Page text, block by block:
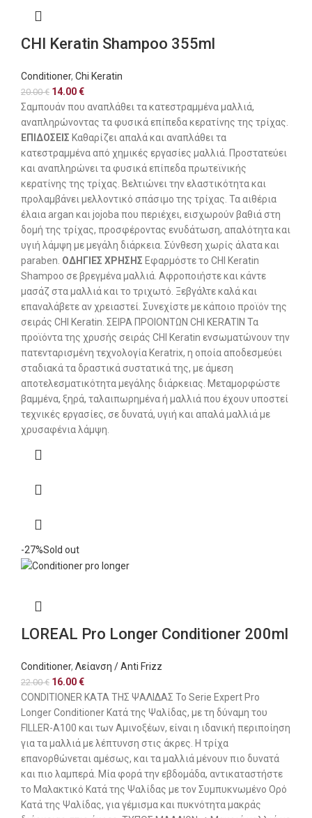
CHI Keratin Shampoo 355ml
Conditioner, Chi Keratin
20.00€ 14.00€
Σαμπουάν που αναπλάθει τα κατεστραμμένα μαλλιά,
αναπληρώνοντας τα φυσικά επίπεδα κερατίνης της τρίχας.
ΕΠΙΔΟΣΕΙΣ Καθαρίζει απαλά και αναπλάθει τα
κατεστραμμένα από χημικές εργασίες μαλλιά. Προστατεύει
και αναπληρώνει τα φυσικά επίπεδα πρωτεϊνικής
κερατίνης της τρίχας. Βελτιώνει την ελαστικότητα και
προλαμβάνει μελλοντικό σπάσιμο της τρίχας. Τα αιθέρια
έλαια argan και jojoba που περιέχει, εισχωρούν βαθιά στη
δομή της τρίχας, προσφέροντας ενυδάτωση, απαλότητα και
υγιή λάμψη με μεγάλη διάρκεια. Σύνθεση χωρίς άλατα και
paraben. ΟΔΗΓΙΕΣ ΧΡΗΣΗΣ Εφαρμόστε το CHI Keratin
Shampoo σε βρεγμένα μαλλιά. Αφροποιήστε και κάντε
μασάζ στα μαλλιά και το τριχωτό. Ξεβγάλτε καλά και
επαναλάβετε αν χρειαστεί. Συνεχίστε με κάποιο προϊόν της
σειράς CHI Keratin. ΣΕΙΡΑ ΠΡΟΙΟΝΤΩΝ CHI KERATIN Τα
προϊόντα της χρυσής σειράς CHI Keratin ενσωματώνουν την
πατενταρισμένη τεχνολογία Keratrix, η οποία αποδεσμεύει
σταδιακά τα δραστικά συστατικά της, με άμεση
αποτελεσματικότητα μεγάλης διάρκειας. Μεταμορφώστε
βαμμένα, ξηρά, ταλαιπωρημένα ή μαλλιά που έχουν υποστεί
τεχνικές εργασίες, σε δυνατά, υγιή και απαλά μαλλιά με
χρυσαφένια λάμψη.
-27%Sold out
LOREAL Pro Longer Conditioner 200ml
Conditioner, Λείανση / Anti Frizz
22.00€ 16.00€
CONDITIONER ΚΑΤΑ ΤΗΣ ΨΑΛΙΔΑΣ Το Serie Expert Pro
Longer Conditioner Κατά της Ψαλίδας, με τη δύναμη του
FILLER-A100 και των Αμινοξέων, είναι η ιδανική περιποίηση
για τα μαλλιά με λέπτυνση στις άκρες. Η τρίχα
επανορθώνεται αμέσως, και τα μαλλιά μένουν πιο δυνατά
και πιο λαμπερά. Μία φορά την εβδομάδα, αντικαταστήστε
το Μαλακτικό Κατά της Ψαλίδας με τον Συμπυκνωμένο Ορό
Κατά της Ψαλίδας, για γέμισμα και πυκνότητα μακράς